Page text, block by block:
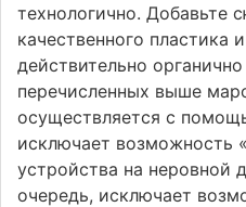
технологично. Добавьте
качественного пластика
действительно
перечисленных выше
осуществляется с
исключает возможность
устройства на неровной
очередь, исключает